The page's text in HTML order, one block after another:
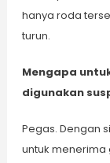
hanya roda
turun.
Mengapa
digunakan
Pegas. Dengan
untuk